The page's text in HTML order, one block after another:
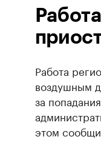
Работа
воздушным
за
этом